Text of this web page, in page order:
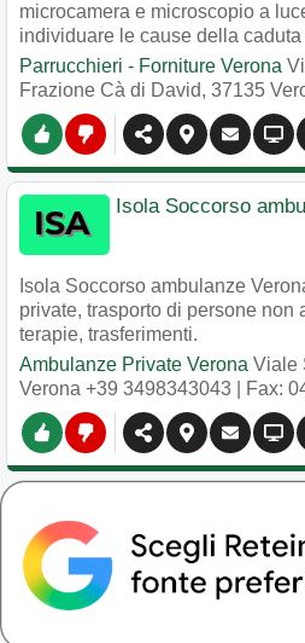
microcamera e microscopio a
individuare le cause della
Parrucchieri - Forniture Verona
Frazione Cà di David, 37135
Isola Soccorso
Isola Soccorso ambulanze
private, trasporto di persone non
terapie, trasferimenti.
Ambulanze Private Verona Viale
Verona +39 3498343043 | Fax: